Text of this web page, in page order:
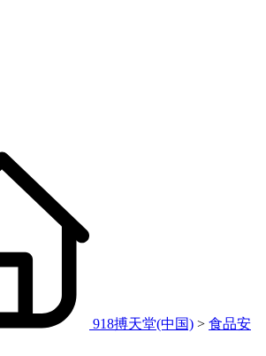
918搏天堂(中国) > 食品安